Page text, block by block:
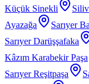
Küçük Sinekli
Ayazağa
Sarıyer
Sarıyer Darüşşafaka
Kâzım Karabekir Paşa
Sarıyer Reşitpaşa